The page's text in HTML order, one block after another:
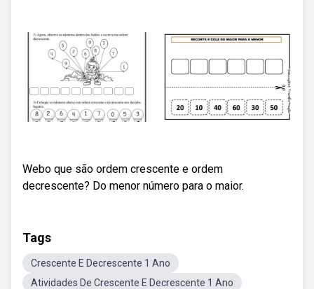
Webo que são ordem crescente e ordem
decrescente? Do menor número para o maior.
Tags
Crescente E Decrescente 1 Ano
Atividades De Crescente E Decrescente 1 Ano